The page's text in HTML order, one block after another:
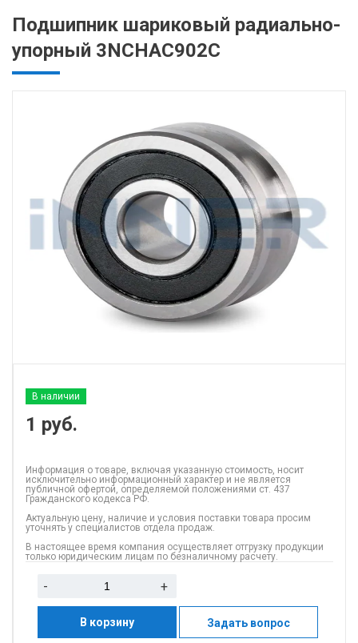
Подшипник шариковый радиально-
упорный 3NCHAC902C
В наличии
1 руб.
Информация о товаре, включая указанную стоимость, носит
исключительно информационный характер и не является
публичной офертой, определяемой положениями ст. 437
Гражданского кодекса РФ.
Актуальную цену, наличие и условия поставки товара просим
уточнять у специалистов отдела продаж.
В настоящее время компания осуществляет отгрузку продукции
только юридическим лицам по безналичному расчету.
- +
В корзину Задать вопрос